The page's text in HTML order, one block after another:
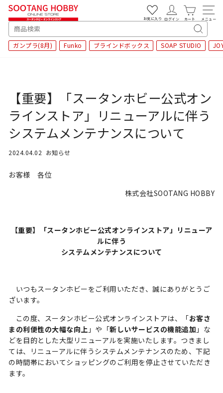
SEARCH
キ
ー
索
ガンプラ(8月) Funko ブラインドボックス SOAP STUDIO
お気に入り ログイン カート メニュー
【重要】「スータンホビー公式オン
ラインストア」リニューアルに伴う
システムメンテナンスについて
2024.04.02 お知らせ
お客様 各位
株式会社SOOTANG HOBBY
【重要】「スータンホビー公式オンラインストア」リニューア
ルに伴う
システムメンテナンスについて
いつもスータンホビーをご利用いただき、誠にありがとうご
ざいます。
この度、スータンホビー公式オンラインストアは、「お客さ
まの利便性の大幅な向上 」や「新しいサービスの機能追加 」な
どを目的とした大型リニューアルを実施いたします。つきまし
ては、リニューアルに伴うシステムメンテナンスのため、下記
の時間帯においてショッピングのご利用を停止させていただき
ます。